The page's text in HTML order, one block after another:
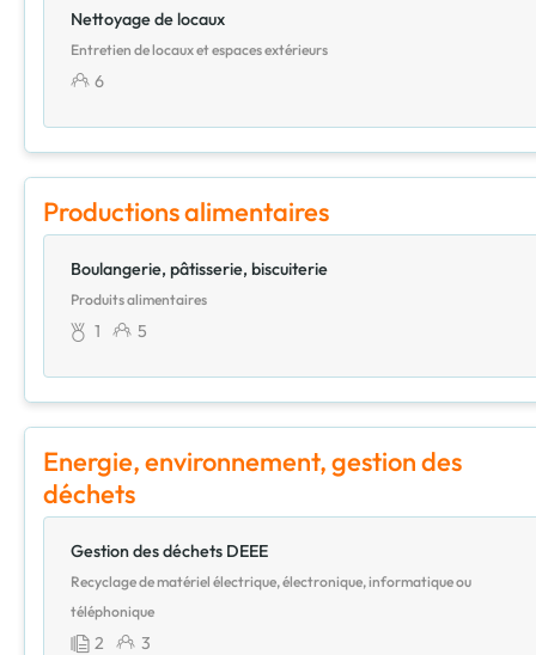
Nettoyage de locaux
Entretien de locaux et espaces extérieurs
6
Productions alimentaires
Boulangerie, pâtisserie, biscuiterie
Produits alimentaires
1 5
Energie, environnement, gestion des
déchets
Gestion des déchets DEEE
Recyclage de matériel électrique, électronique, informatique ou
téléphonique
2 3